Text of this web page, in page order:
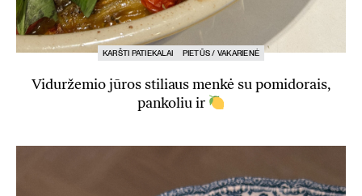
KARŠTI PATIEKALAI PIETŪS / VAKARIENĖ
Viduržemio jūros stiliaus menkė su pomidorais,
pankoliu ir